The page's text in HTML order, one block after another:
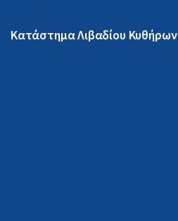
Κατάστημα Λιβαδίου Κυθήρων